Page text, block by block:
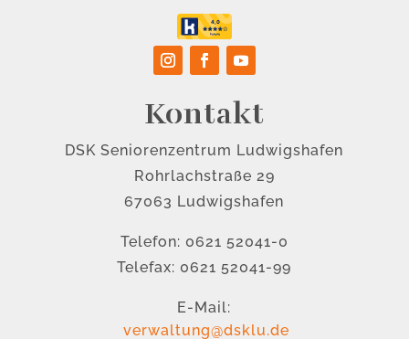
Kontakt
DSK Seniorenzentrum Ludwigshafen
Rohrlachstraße 29
67063 Ludwigshafen
Telefon: 0621 52041-0
Telefax: 0621 52041-99
E-Mail:
verwaltung@dsklu.de